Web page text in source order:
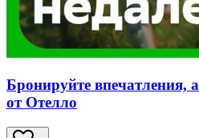
Бронируйте впечатления,
от Отелло